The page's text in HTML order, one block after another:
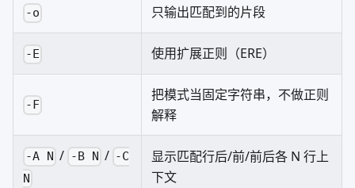
-o 只输出匹配到的片段
-E 使用扩展正则（ERE）
-F
把模式当固定字符串，不做正则
解释
-A N / -B N / -C
N
显示匹配行后/前/前后各 N 行上
下文